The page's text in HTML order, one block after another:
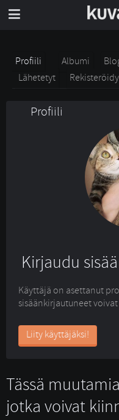
Profiili Albumi
Lähetetyt
Profiili
Kirjaudu
Käyttäjä on asettanut
sisäänkirjautuneet
Liity käyttäjäksi!
Tässä
jotka voivat